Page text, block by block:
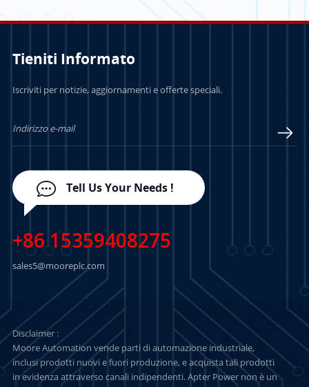
Tieniti Informato
Iscriviti per notizie, aggiornamenti e offerte speciali.
Tell Us Your Needs !
+86 15359408275
sales5@mooreplc.com
Disclaimer :
Moore Automation vende parti di automazione industriale,
inclusi prodotti nuovi e fuori produzione, e acquista tali prodotti
in evidenza attraverso canali indipendenti. Apter Power non è un